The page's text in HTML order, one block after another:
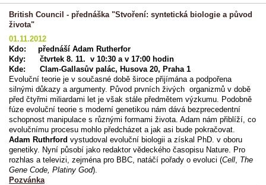
British Council - přednáška "Stvoření: syntetická biologie a původ
života"
01.11.2012
Kdo: přednáší Adam Rutherfor
Kdy: čtvrtek 8. 11. v 10:30 a v 17:00 hodin
Kde: Clam-Gallasův palác, Husova 20, Praha 1
Evoluční teorie je v současné době široce přijímána a podpořena
silnými důkazy a argumenty. Původ prvních živých organizmů v době
před čtyřmi miliardami let je však stále předmětem výzkumu. Podobně
fúze evoluční teorie s moderní genetikou nám dává bezprecedentní
schopnost manipulace s různými formami života. Adam nám přiblíží, co
evolučnímu procesu mohlo předcházet a jak asi bude pokračovat.
Adam Ruthrford vystudoval evoluční biologii a získal PhD. v oboru
genetiky. Nyní působí jako redaktor vědeckého časopisu Nature. Pro
rozhlas a televizi, zejména pro BBC, natáčí pořady o evoluci (Cell The
Gene Code, Platiny God).
Pozvánka